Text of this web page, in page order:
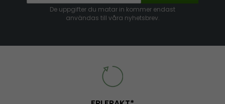
De uppgifter du matar in kommer endast
användas till våra nyhetsbrev.